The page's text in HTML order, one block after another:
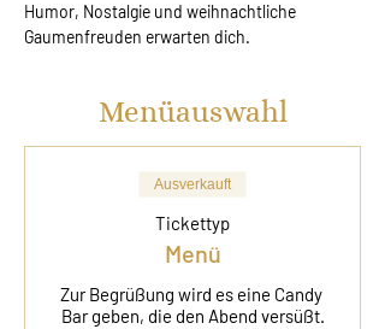
Humor, Nostalgie und weihnachtliche
Gaumenfreuden erwarten dich.
Menüauswahl
Ausverkauft
Tickettyp
Menü
Zur Begrüßung wird es eine Candy
Bar geben, die den Abend versüßt.